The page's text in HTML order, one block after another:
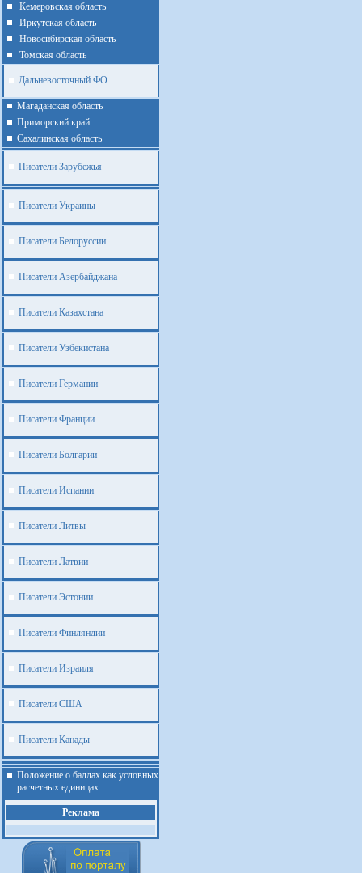
Кемеровская область
Иркутская область
Новосибирская область
Томская область
Дальневосточный ФО
Магаданская область
Приморский край
Cахалинская область
Писатели Зарубежья
Писатели Украины
Писатели Белоруссии
Писатели Азербайджана
Писатели Казахстана
Писатели Узбекистана
Писатели Германии
Писатели Франции
Писатели Болгарии
Писатели Испании
Писатели Литвы
Писатели Латвии
Писатели Эстонии
Писатели Финляндии
Писатели Израиля
Писатели США
Писатели Канады
Положение о баллах как условных
расчетных единицах
Реклама